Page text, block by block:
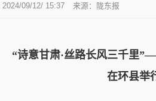
2024/09/12/ 15:37 来源：陇东报
“诗意甘肃·丝路长风三千里
在环县举